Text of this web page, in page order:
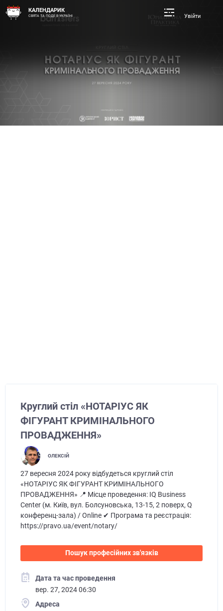
КАЛЕНДАРИК
СВЯТА ТА ПОДІЇ В УКРАЇНІ Увійти
Круглий стіл «НОТАРІУС ЯК
ФІГУРАНТ КРИМІНАЛЬНОГО
ПРОВАДЖЕННЯ»
ОЛЕКСІЙ
27 вересня 2024 року відбудеться круглий стіл
«НОТАРІУС ЯК ФІГУРАНТ КРИМІНАЛЬНОГО
ПРОВАДЖЕННЯ» 📍 Місце проведення: IQ Business
Center (м. Київ, вул. Болсуновська, 13-15, 2 поверх, Q
конференц-зала) / Online ✔ Програма та реєстрація:
https://pravo.ua/event/notary/
Пошук професійних зв'язків
Дата та час проведення
вер. 27, 2024 06:30
Адреса